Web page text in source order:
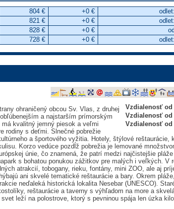
804 € +0 €
821 € +0 €
828 € +0 €
728 € +0 €
Vzdialenosť od
Vzdialenosť od
Vzdialenosť od
ohraničený obcou Sv. Vlas, z druhej
a najstarším prímorským
kvalitný jemný piesok a veľmi
rodiny s deťmi. Slnečné pobrežie
a športového vyžitia. Hotely, štýlové reštaurácie,
Korzo vedúce pozdĺž pobrežia je lemované
únie, čo znamená, že patrí medzi najčistejšie
s bohatou ponukou zážitkov pre malých i veľkých. V
atrakcií, tobogany, rieku, fontány, mini ZOO, ale aj
ani skvelé tematické reštaurácie a bary. Okrem
neďaleká historická lokalita Nesebar (UNESCO).
reštaurácie a taverny s výhľadom na more a
leží na polostrove, ktorý s pevninou spája len úzka